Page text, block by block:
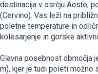
destinacija v osrčju Aoste,
(Cervino). Vas leži na
poletne temperature in
kolesarjenje in gorske
Glavna posebnost območja
m), kjer je tudi poleti možno